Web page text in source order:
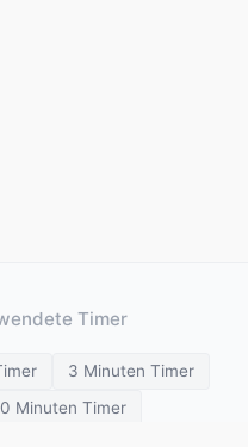
Timer
3 Minuten Timer
Minuten Timer